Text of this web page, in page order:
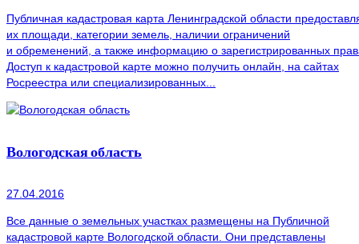
Публичная кадастровая карта Ленинградской области
их площади, категории земель, наличии ограничений
и обременений, а также информацию о зарегистрированных
Доступ к кадастровой карте можно получить онлайн, на сайтах
Росреестра или специализированных...
Вологодская область
27.04.2016
Все данные о земельных участках размещены на Публичной
кадастровой карте Вологодской области. Они представлены